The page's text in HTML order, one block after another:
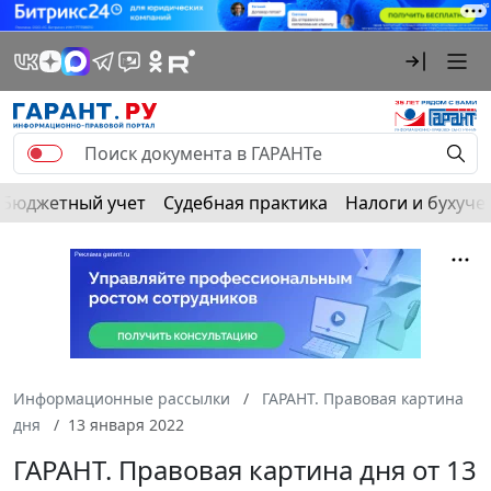
Бюджетный учет Судебная практика Налоги и
Информационные рассылки
ГАРАНТ. Правовая картина
дня
13 января 2022
ГАРАНТ. Правовая картина дня от 13